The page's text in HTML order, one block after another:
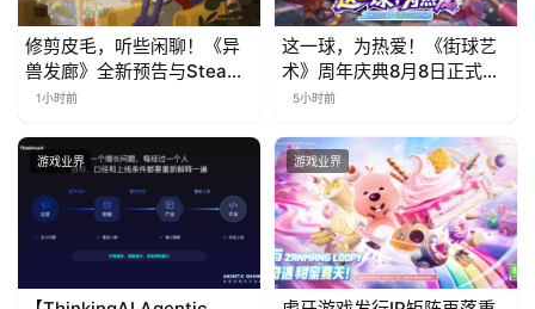
中
文
中
修剪皮毛，听些闲聊！《异
兽发廊》全新预告与Steam
免费试玩公开
1小时前
这一球，为热爱！《街球艺
术》周年庆典8月8日正式上
线，多重福利与全新内容同
5小时前
游戏业界 游戏业界